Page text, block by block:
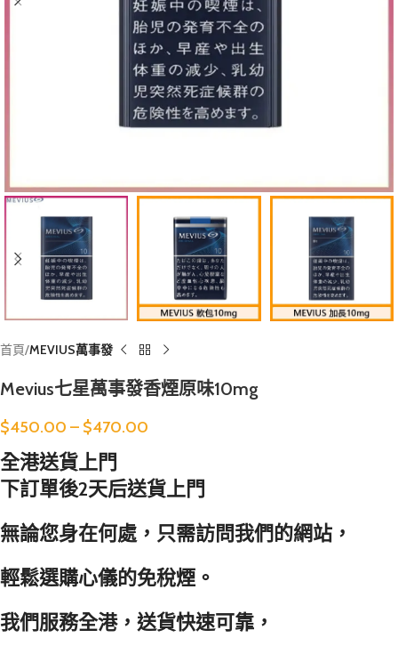
首頁 MEVIUS萬事發
Mevius七星萬事發香煙原味10mg
$450.00 – $470.00
全港送貨上門
下訂單後2天后送貨上門
無論您身在何處，只需訪問我們的網站，
輕鬆選購心儀的免稅煙。
我們服務全港，送貨快速可靠，